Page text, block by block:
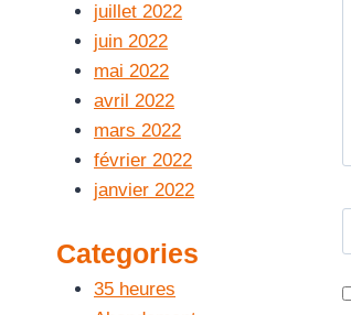
juillet 2022
juin 2022
mai 2022
avril 2022
mars 2022
février 2022
janvier 2022
Categories
35 heures